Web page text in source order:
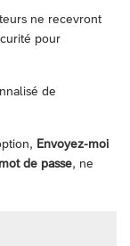
ne recevront
pour
de
Envoyez-moi
de passe, ne